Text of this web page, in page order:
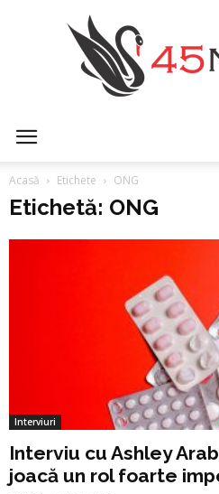
Acasă Etichete ONG
Etichetă: ONG
Interviuri
Interviu cu Ashley
joacă un rol foarte